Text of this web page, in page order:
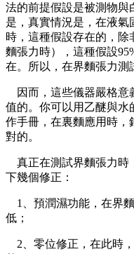
法的前提假設是被測物與
是，真實情況是，在液氣
時，這種假設存在的，除
麵張力時），這種假設
在。所以，在界麵張力測
因而，這些儀器嚴格意
值的。你可以用乙醚與水
作手冊，在裏麵應用時，
對的。
真正在測試界麵張力時
下幾個修正：
1、預潤濕功能，在界
低；
2、零位修正，在此時